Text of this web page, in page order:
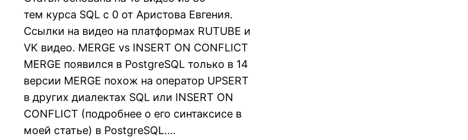
тем курса SQL c 0 от Аристова Евгения.
Ссылки на видео на платформах RUTUBE и
VK видео. MERGE vs INSERT ON CONFLICT
MERGE появился в PostgreSQL только в 14
версии MERGE похож на оператор UPSERT
в других диалектах SQL или INSERT ON
CONFLICT (подробнее о его синтаксисе в
моей статье) в PostgreSQL.…